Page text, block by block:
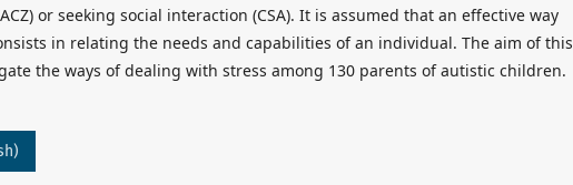
or seeking social interaction (CSA). It is assumed that an effective way
in relating the needs and capabilities of an individual. The aim of this
the ways of dealing with stress among 130 parents of autistic children.